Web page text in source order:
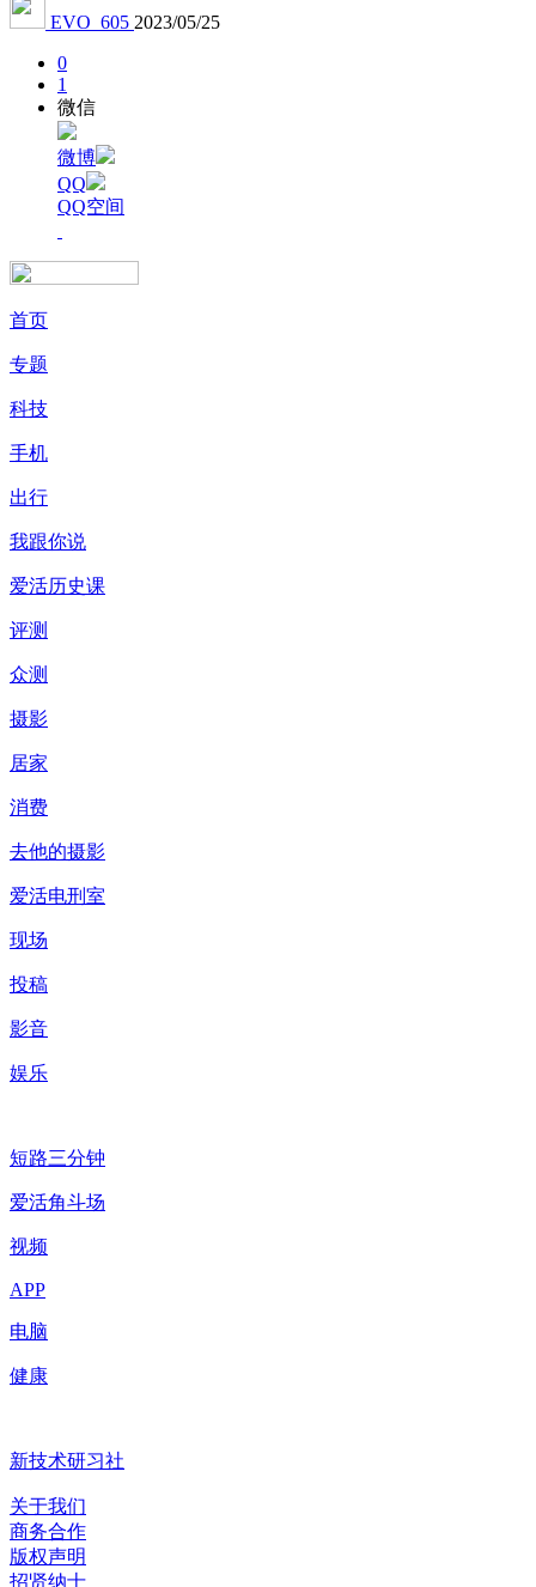
EVO_605 2023/05/25
0
1
微信
微博
QQ
QQ空间
首页
专题
科技
手机
出行
我跟你说
爱活历史课
评测
众测
摄影
居家
消费
去他的摄影
爱活电刑室
现场
投稿
影音
娱乐
短路三分钟
爱活角斗场
视频
APP
电脑
健康
新技术研习社
关于我们
商务合作
版权声明
招贤纳士